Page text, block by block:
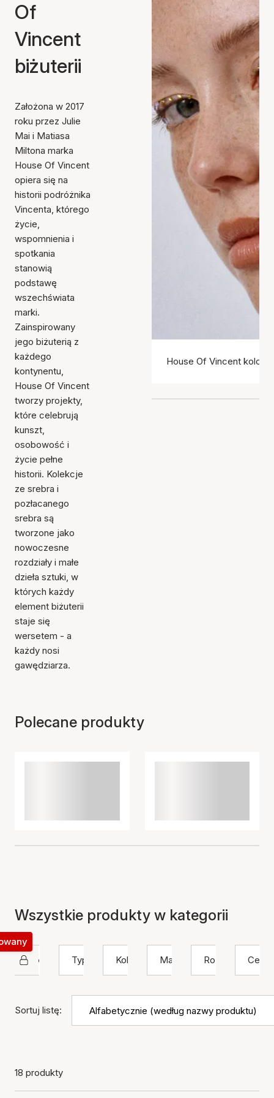
Of
Vincent
biżuterii
Założona w 2017
roku przez Julie
Mai i Matiasa
Miltona marka
House Of Vincent
opiera się na
historii podróżnika
Vincenta, którego
życie,
wspomnienia i
spotkania
stanowią
podstawę
wszechświata
marki.
Zainspirowany
jego biżuterią z
każdego
kontynentu,
House Of Vincent
tworzy projekty,
które celebrują
kunszt,
osobowość i
życie pełne
historii. Kolekcje
ze srebra i
pozłacanego
srebra są
tworzone jako
nowoczesne
rozdziały i małe
dzieła sztuki, w
których każdy
element biżuterii
staje się
wersetem - a
każdy nosi
gawędziarza.
House Of Vincent
Polecane produkty
Wszystkie produkty w kategorii
House Of Vincent
Typ
Kolor Materiał Rozmiar Cena
Sortuj listę:
18 produkty